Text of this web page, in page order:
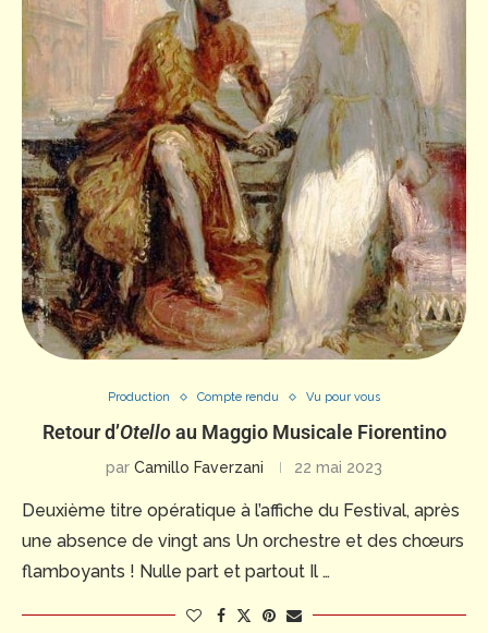
Production Compte rendu Vu pour vous
Retour d’Otelloau Maggio Musicale Fiorentino
par Camillo Faverzani 22 mai 2023
Deuxième titre opératique à l’affiche du Festival, après
une absence de vingt ans Un orchestre et des chœurs
flamboyants ! Nulle part et partout Il …